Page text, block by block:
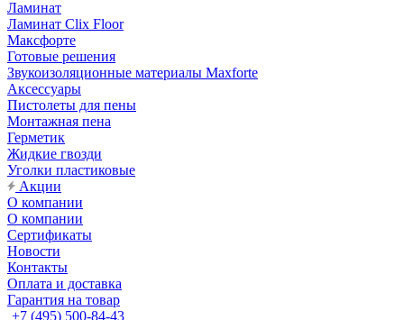
Ламинат
Ламинат Clix Floor
Максфорте
Готовые решения
Звукоизоляционные материалы Maxforte
Аксессуары
Пистолеты для пены
Монтажная пена
Герметик
Жидкие гвозди
Уголки пластиковые
Акции
О компании
О компании
Сертификаты
Новости
Контакты
Оплата и доставка
Гарантия на товар
+7 (495) 500-84-43